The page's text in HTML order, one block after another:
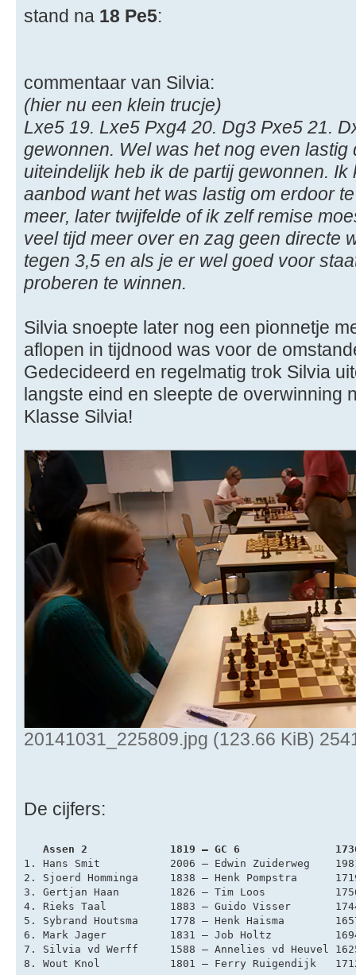
stand na 18 Pe5:
commentaar van Silvia:
(hier nu een klein trucje)
Lxe5 19. Lxe5 Pxg4 20. Dg3 Pxe5 21.
gewonnen. Wel was het nog even lastig
uiteindelijk heb ik de partij gewonnen.
aanbod want het was lastig om erdoor
meer, later twijfelde of ik zelf remise
veel tijd meer over en zag geen directe
tegen 3,5 en als je er wel goed voor
proberen te winnen.
Silvia snoepte later nog een pionnetje
aflopen in tijdnood was voor de
Gedecideerd en regelmatig trok Silvia
langste eind en sleepte de overwinning
Klasse Silvia!
20141031_225809.jpg (123.66 KiB)
De cijfers:
Assen 2             1819 – GC 6
1. Hans Smit           2006 – Edwin Zuiderweg
2. Sjoerd Homminga     1838 – Henk Pompstra
3. Gertjan Haan        1826 – Tim Loos
4. Rieks Taal          1883 – Guido Visser
5. Sybrand Houtsma     1778 – Henk Haisma
6. Mark Jager          1831 – Job Holtz
7. Silvia vd Werff     1588 – Annelies vd Heuvel
8. Wout Knol           1801 – Ferry Ruigendijk